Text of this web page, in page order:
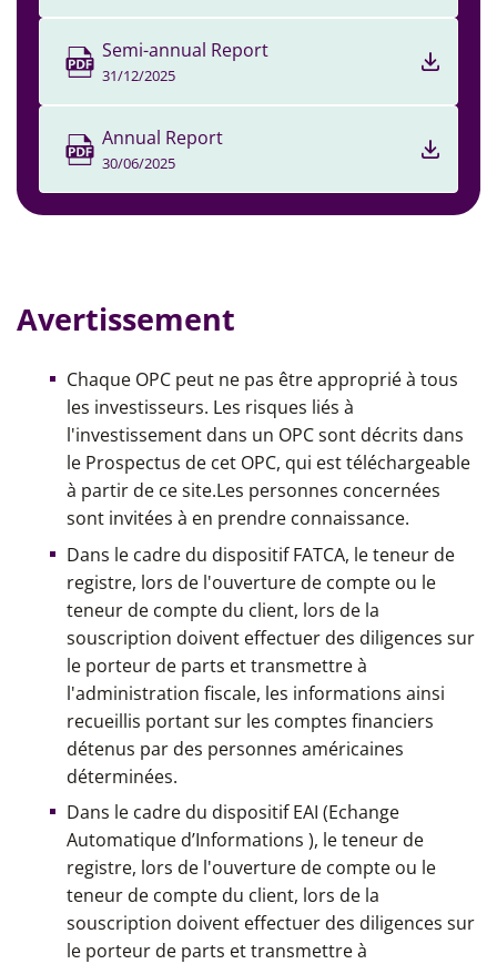
Semi-annual Report
31/12/2025
Annual Report
30/06/2025
Avertissement
Chaque OPC peut ne pas être approprié à tous
les investisseurs. Les risques liés à
l'investissement dans un OPC sont décrits dans
le Prospectus de cet OPC, qui est téléchargeable
à partir de ce site.Les personnes concernées
sont invitées à en prendre connaissance.
Dans le cadre du dispositif FATCA, le teneur de
registre, lors de l'ouverture de compte ou le
teneur de compte du client, lors de la
souscription doivent effectuer des diligences sur
le porteur de parts et transmettre à
l'administration fiscale, les informations ainsi
recueillis portant sur les comptes financiers
détenus par des personnes américaines
déterminées.
Dans le cadre du dispositif EAI (Echange
Automatique d’Informations ), le teneur de
registre, lors de l'ouverture de compte ou le
teneur de compte du client, lors de la
souscription doivent effectuer des diligences sur
le porteur de parts et transmettre à